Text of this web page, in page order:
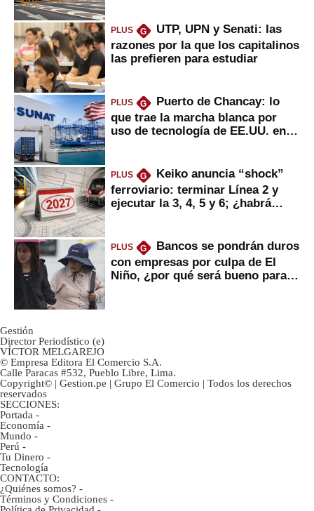
PLUS G
UTP, UPN y Senati: las
razones por la que los capitalinos
las prefieren para estudiar
PLUS G
Puerto de Chancay: lo
que trae la marcha blanca por
uso de tecnología de EE.UU. en
PLUS G
Keiko anuncia “shock”
ferroviario: terminar Línea 2 y
ejecutar la 3, 4, 5 y 6; ¿habrá
PLUS G
Bancos se pondrán duros
con empresas por culpa de El
Niño, ¿por qué será bueno para
Gestión
Director Periodístico (e)
VÍCTOR MELGAREJO
© Empresa Editora El Comercio S.A.
Calle Paracas #532, Pueblo Libre, Lima.
Copyright© | Gestion.pe | Grupo El Comercio | Todos los derechos
reservados
SECCIONES:
Portada -
Economía -
Mundo -
Perú -
Tu Dinero -
Tecnología
CONTACTO:
¿Quiénes somos? -
Términos y Condiciones -